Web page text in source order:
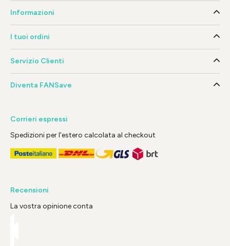
Informazioni
I tuoi ordini
Servizio Clienti
Diventa FANSave
Corrieri espressi
Spedizioni per l'estero calcolata al checkout
Recensioni
La vostra opinione conta